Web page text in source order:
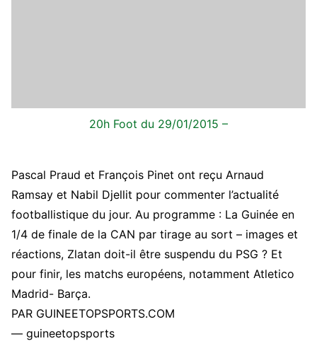
20h Foot du 29/01/2015 –
Pascal Praud et François Pinet ont reçu Arnaud
Ramsay et Nabil Djellit pour commenter l’actualité
footballistique du jour. Au programme : La Guinée en
1/4 de finale de la CAN par tirage au sort – images et
réactions, Zlatan doit-il être suspendu du PSG ? Et
pour finir, les matchs européens, notamment Atletico
Madrid- Barça.
PAR GUINEETOPSPORTS.COM
— guineetopsports